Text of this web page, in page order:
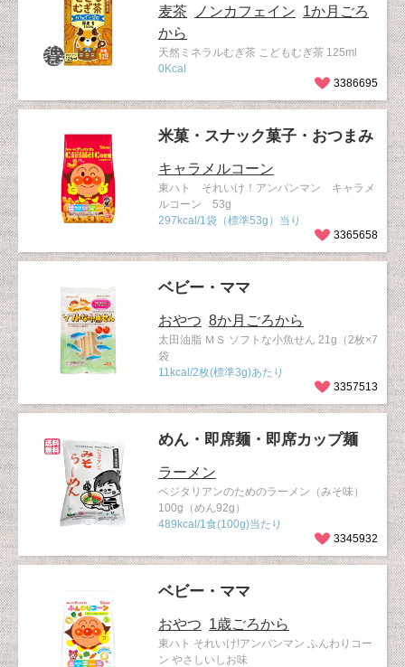
麦茶 ノンカフェイン 1か月ごろ
から
天然ミネラルむぎ茶 こどもむぎ茶 125ml
0Kcal
3386695
米菓・スナック菓子・おつまみ
キャラメルコーン
東ハト それいけ！アンパンマン キャラメ
ルコーン 53g
297kcal/1袋（標準53g）当り
3365658
ベビー・ママ
おやつ 8か月ごろから
太田油脂 ＭＳ ソフトな小魚せん 21g（2枚×7
袋
11kcal/2枚(標準3g)あたり
3357513
めん・即席麺・即席カップ麺
ラーメン
ベジタリアンのためのラーメン（みそ味）
100g（めん92g）
489kcal/1食(100g)当たり
3345932
ベビー・ママ
おやつ 1歳ごろから
東ハト それいけ!アンパンマン ふんわりコー
ン やさしいしお味